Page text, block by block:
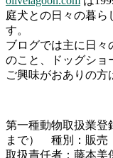
庭犬との日々の暮ら
す。
ブログでは主に日々
のこと、ドッグショ
ご興味がおありの方
第一種動物取扱業登
まで） 種別：販売
取扱責任者：藤本美